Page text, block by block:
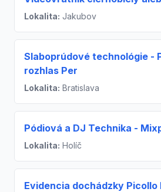
Lokalita: Jakubov
Slaboprúdové technológie -
rozhlas Per
Lokalita: Bratislava
Pódiová a DJ Technika -
Lokalita: Holíč
Evidencia dochádzky Picollo